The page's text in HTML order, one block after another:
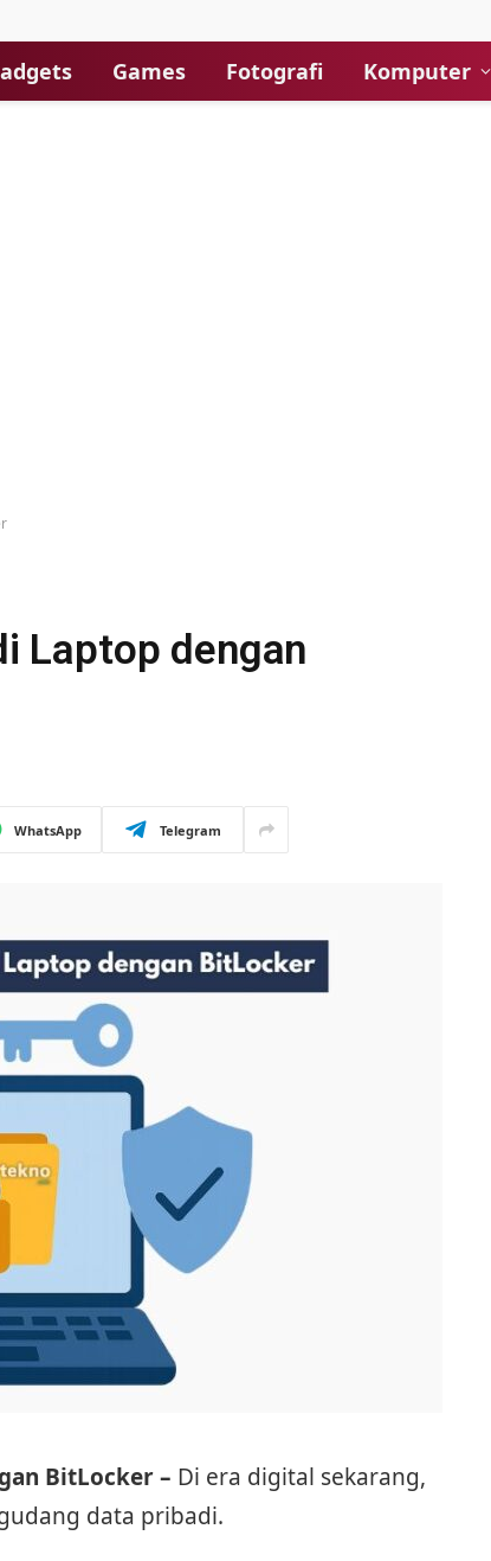
Games Fotografi Komputer
Laptop dengan
WhatsApp Telegram
BitLocker – Di era digital sekarang,
data pribadi.